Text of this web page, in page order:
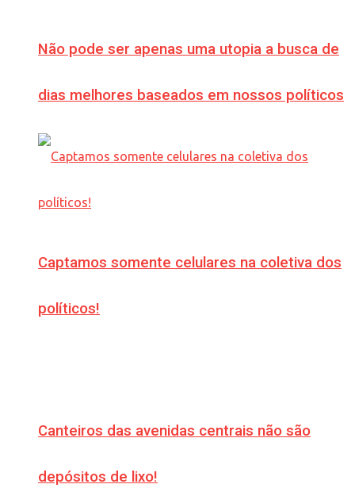
Não pode ser apenas uma utopia a busca de
dias melhores baseados em nossos políticos
Captamos somente celulares na coletiva dos
políticos!
Canteiros das avenidas centrais não são
depósitos de lixo!